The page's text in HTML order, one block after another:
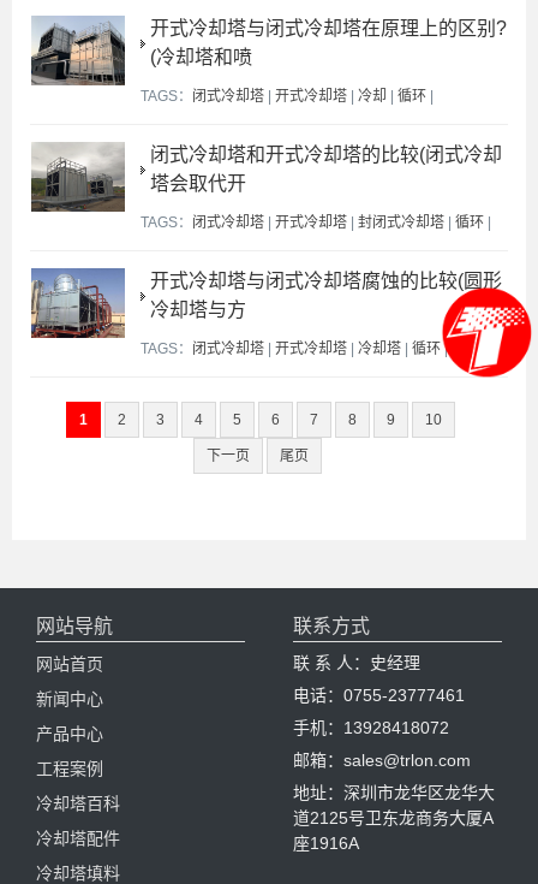
开式冷却塔与闭式冷却塔在原理上的区别?
(冷却塔和喷
TAGS： 闭式冷却塔 | 开式冷却塔 | 冷却 | 循环 |
闭式冷却塔和开式冷却塔的比较(闭式冷却
塔会取代开
TAGS： 闭式冷却塔 | 开式冷却塔 | 封闭式冷却塔 | 循环 |
开式冷却塔与闭式冷却塔腐蚀的比较(圆形
冷却塔与方
TAGS： 闭式冷却塔 | 开式冷却塔 | 冷却塔 | 循环|
1 2 3 4 5 6 7 8 9 10
下一页 尾页
网站导航
网站首页
新闻中心
产品中心
工程案例
冷却塔百科
冷却塔配件
冷却塔填料
联系方式
联 系 人：史经理
电话：0755-23777461
手机：13928418072
邮箱：sales@trlon.com
地址：深圳市龙华区龙华大
道2125号卫东龙商务大厦A
座1916A